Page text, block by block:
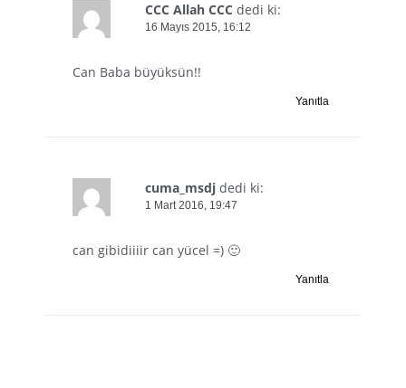
CCC Allah CCC dedi ki:
16 Mayıs 2015, 16:12
Can Baba büyüksün!!
Yanıtla
cuma_msdj dedi ki:
1 Mart 2016, 19:47
can gibidiiiir can yücel =) 🙂
Yanıtla